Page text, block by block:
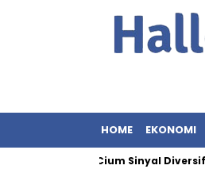
HOME EKONOMI
Investor Cium Sinyal